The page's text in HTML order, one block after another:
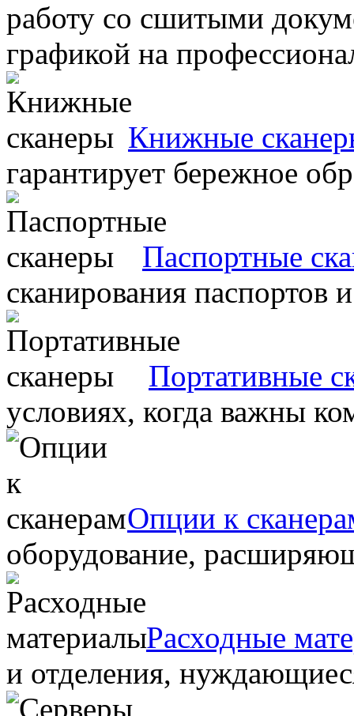
работу со сшитыми
графикой на
Книжные
гарантирует бережное
Паспортные
сканирования паспортов
Портативные
условиях, когда важны
Опции к
оборудование,
Расходные
и отделения,